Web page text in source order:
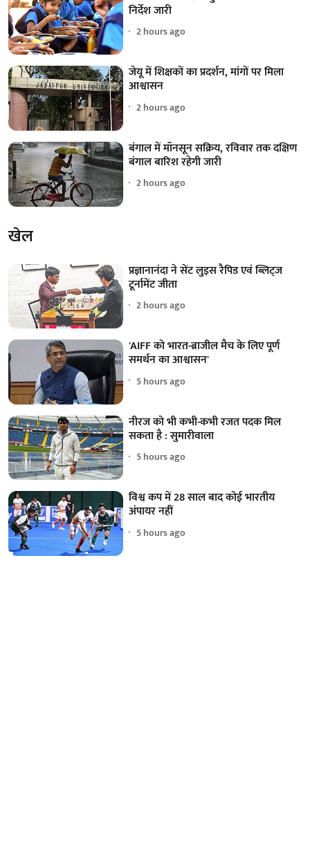
निर्देश जारी
2 hours ago
जेयू में शिक्षकों का प्रदर्शन, मांगों पर मिला
आश्वासन
2 hours ago
बंगाल में मॉनसून सक्रिय, रविवार तक दक्षिण
बंगाल बारिश रहेगी जारी
2 hours ago
खेल
प्रज्ञानानंदा ने सेंट लुइस रैपिड एवं ब्लिट्ज
टूर्नामेंट जीता
2 hours ago
'AIFF को भारत-ब्राजील मैच के लिए पूर्ण
समर्थन का आश्वासन'
5 hours ago
नीरज को भी कभी-कभी रजत पदक मिल
सकता है : सुमारीवाला
5 hours ago
विश्व कप में 28 साल बाद कोई भारतीय
अंपायर नहीं
5 hours ago